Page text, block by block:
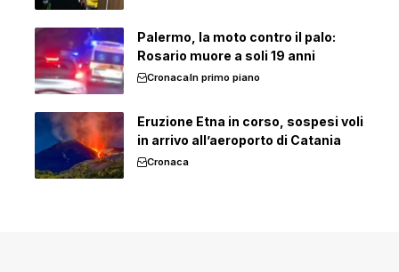
Palermo, la moto contro il palo:
Rosario muore a soli 19 anni
CronacaIn primo piano
Eruzione Etna in corso, sospesi voli
in arrivo all’aeroporto di Catania
Cronaca